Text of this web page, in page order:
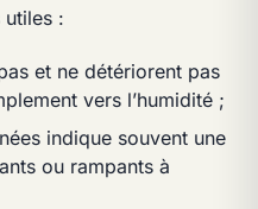
utiles :
et ne détériorent pas
vers l’humidité ;
indique souvent une
ou rampants à